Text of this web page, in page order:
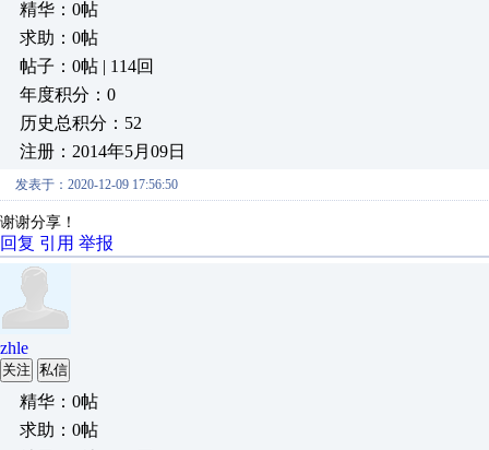
精华：0帖
求助：0帖
帖子：0帖 | 114回
年度积分：0
历史总积分：52
注册：2014年5月09日
发表于：2020-12-09 17:56:50
谢谢分享！
回复 引用 举报
zhle
关注 私信
精华：0帖
求助：0帖